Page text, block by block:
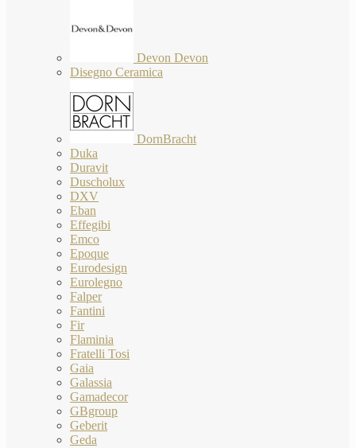
Devon Devon
Disegno Ceramica
DornBracht
Duka
Duravit
Duscholux
DXV
Eban
Effegibi
Emco
Epoque
Eurodesign
Eurolegno
Falper
Fantini
Fir
Flaminia
Fratelli Tosi
Gaia
Galassia
Gamadecor
GBgroup
Geberit
Geda